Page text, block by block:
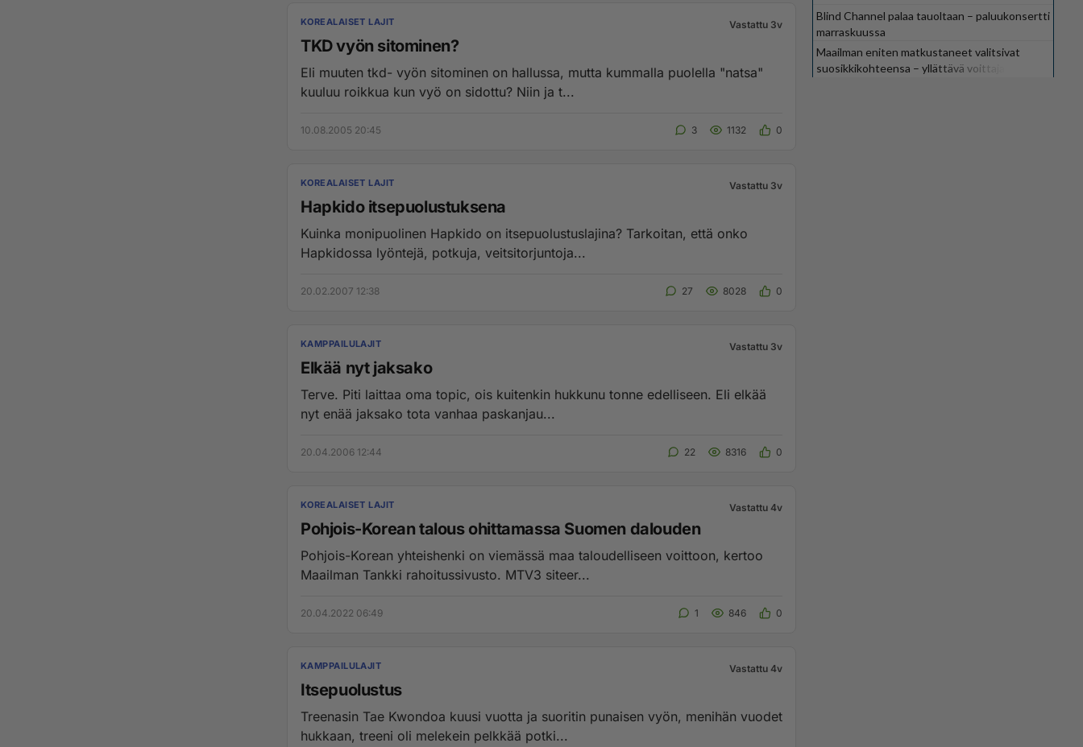
KOREALAISET LAJIT Vastattu 3v
TKD vyön sitominen?
Eli muuten tkd- vyön sitominen on hallussa, mutta kummalla puolella "natsa"
kuuluu roikkua kun vyö on sidottu? Niin ja t...
10.08.2005 20:45 3 1132 0
KOREALAISET LAJIT Vastattu 3v
Hapkido itsepuolustuksena
Kuinka monipuolinen Hapkido on itsepuolustuslajina? Tarkoitan, että onko
Hapkidossa lyöntejä, potkuja, veitsitorjuntoja...
20.02.2007 12:38 27 8028 0
KAMPPAILULAJIT Vastattu 3v
Elkää nyt jaksako
Terve. Piti laittaa oma topic, ois kuitenkin hukkunu tonne edelliseen. Eli elkää
nyt enää jaksako tota vanhaa paskanjau...
20.04.2006 12:44 22 8316 0
KOREALAISET LAJIT Vastattu 4v
Pohjois-Korean talous ohittamassa Suomen dalouden
Pohjois-Korean yhteishenki on viemässä maa taloudelliseen voittoon, kertoo
Maailman Tankki rahoitussivusto. MTV3 siteer...
20.04.2022 06:49 1 846 0
KAMPPAILULAJIT Vastattu 4v
Itsepuolustus
Treenasin Tae Kwondoa kuusi vuotta ja suoritin punaisen vyön, menihän vuodet
hukkaan, treeni oli melekein pelkkää potki...
Blind Channel palaa tauoltaan – paluukonsertti
marraskuussa
Maailman eniten matkustaneet valitsivat
suosikkikohteensa – yllättävä voittaja